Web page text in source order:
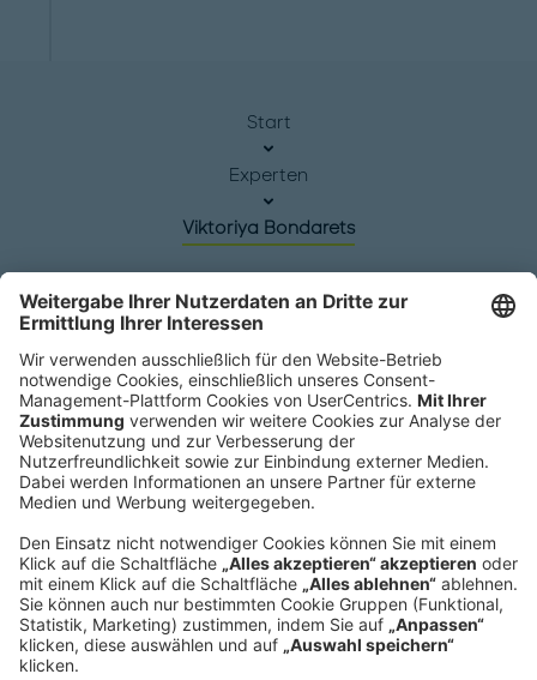
Start
Experten
Viktoriya Bondarets
Hauptsitz
Roland Berger GmbH
Sederanger 1
80538 München
Deutschland
Fax:
+49 89 9230-8202
Mail:
Senden Sie eine Nachricht
NEWSROOM